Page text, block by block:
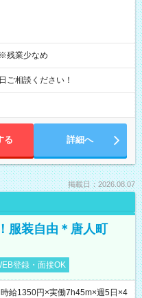
残業少なめ
ご相談ください！
る 詳細へ
掲載日：2026.08.07
服装自由＊唐人町
登録・面接OK
給1350円×実働7h45m×週5日×4